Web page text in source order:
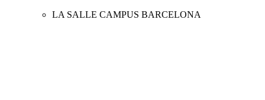
LA SALLE CAMPUS BARCELONA